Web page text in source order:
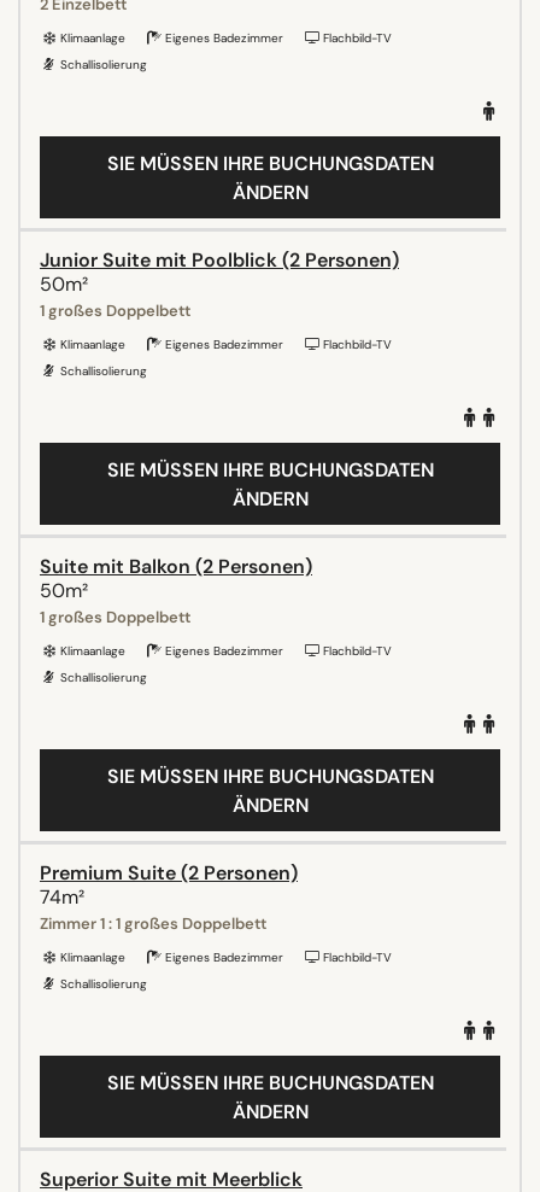
Klimaanlage Eigenes Badezimmer
Flachbild-TV
Schallisolierung
SIE MÜSSEN IHRE BUCHUNGSDATEN
ÄNDERN
Junior Suite mit Poolblick (2 Personen)
50m²
1 großes Doppelbett
Klimaanlage Eigenes Badezimmer
Flachbild-TV
Schallisolierung
SIE MÜSSEN IHRE BUCHUNGSDATEN
ÄNDERN
Suite mit Balkon (2 Personen)
50m²
1 großes Doppelbett
Klimaanlage Eigenes Badezimmer
Flachbild-TV
Schallisolierung
SIE MÜSSEN IHRE BUCHUNGSDATEN
ÄNDERN
Premium Suite (2 Personen)
74m²
Zimmer 1 : 1 großes Doppelbett
Klimaanlage Eigenes Badezimmer
Flachbild-TV
Schallisolierung
SIE MÜSSEN IHRE BUCHUNGSDATEN
ÄNDERN
Superior Suite mit Meerblick